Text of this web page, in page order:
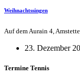
Weihnachtssingen
Auf dem Aurain 4,
23. Dezember
Termine Tennis